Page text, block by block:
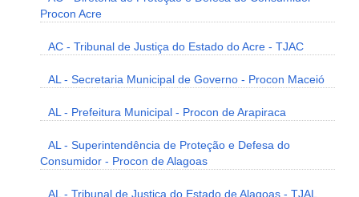
Procon Acre
AC - Tribunal de Justiça do Estado do Acre - TJAC
AL - Secretaria Municipal de Governo - Procon Maceió
AL - Prefeitura Municipal - Procon de Arapiraca
AL - Superintendência de Proteção e Defesa do
Consumidor - Procon de Alagoas
AL - Tribunal de Justiça do Estado de Alagoas - TJAL